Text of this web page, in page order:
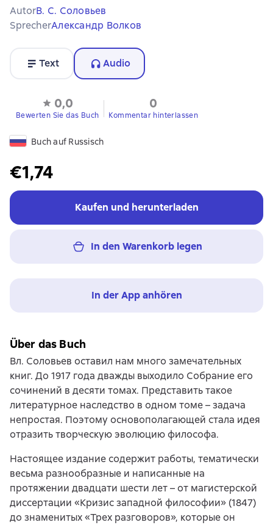
AutorВ. С. Соловьев
SprecherАлександр Волков
Text Audio
0,0
Bewerten Sie das Buch
0
Kommentar hinterlassen
Buch auf Russisch
€1,74
Kaufen und herunterladen
In den Warenkorb legen
In der App anhören
Über das Buch
Вл. Соловьев оставил нам много замечательных
книг. До 1917 года дважды выходило Собрание его
сочинений в десяти томах. Представить такое
литературное наследство в одном томе – задача
непростая. Поэтому основополагающей стала идея
отразить творческую эволюцию философа.
Настоящее издание содержит работы, тематически
весьма разнообразные и написанные на
протяжении двадцати шести лет – от магистерской
диссертации «Кризис западной философии» (1847)
до знаменитых «Трех разговоров», которые он